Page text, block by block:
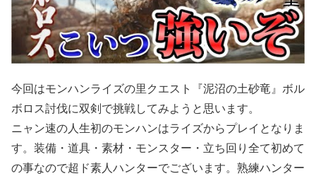
今回はモンハンライズの里クエスト『泥沼の土砂竜』ボル
ボロス討伐に双剣で挑戦してみようと思います。
ニャン速の人生初のモンハンはライズからプレイとなりま
す。装備・道具・素材・モンスター・立ち回り全て初めて
の事なので超ド素人ハンターでございます。熟練ハンター